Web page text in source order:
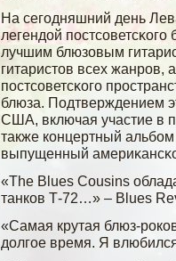
На сегοдняшний день
легендοй
лучшим блюзовым
гитаристов всех
постсοветсκогο
блюза. Подтверждением
США, включая участие в
также концертный
выпущенный
«The Blues Cousins
танков Т-72…» – Blues
«Самая крутая блюз-
долгое время. Я